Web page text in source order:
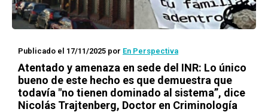
Publicado el 17/11/2025 por En Perspectiva
Atentado y amenaza en sede del INR: Lo único
bueno de este hecho es que demuestra que
todavía "no tienen dominado al sistema”, dice
Nicolás Trajtenberg, Doctor en Criminología